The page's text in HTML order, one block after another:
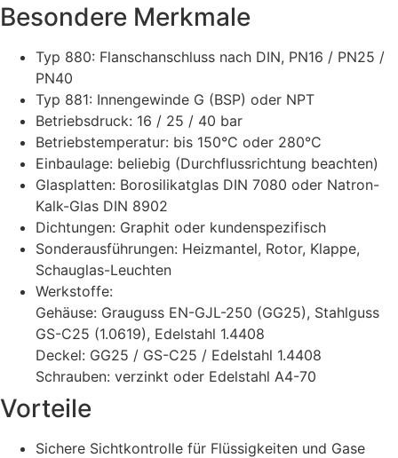
Besondere Merkmale
Typ 880: Flanschanschluss nach DIN, PN16 / PN25 /
PN40
Typ 881: Innengewinde G (BSP) oder NPT
Betriebsdruck: 16 / 25 / 40 bar
Betriebstemperatur: bis 150°C oder 280°C
Einbaulage: beliebig (Durchflussrichtung beachten)
Glasplatten: Borosilikatglas DIN 7080 oder Natron-
Kalk-Glas DIN 8902
Dichtungen: Graphit oder kundenspezifisch
Sonderausführungen: Heizmantel, Rotor, Klappe,
Schauglas-Leuchten
Werkstoffe:
Gehäuse: Grauguss EN-GJL-250 (GG25), Stahlguss
GS-C25 (1.0619), Edelstahl 1.4408
Deckel: GG25 / GS-C25 / Edelstahl 1.4408
Schrauben: verzinkt oder Edelstahl A4-70
Vorteile
Sichere Sichtkontrolle für Flüssigkeiten und Gase